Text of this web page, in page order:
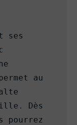
ses
au
Dès
pourrez